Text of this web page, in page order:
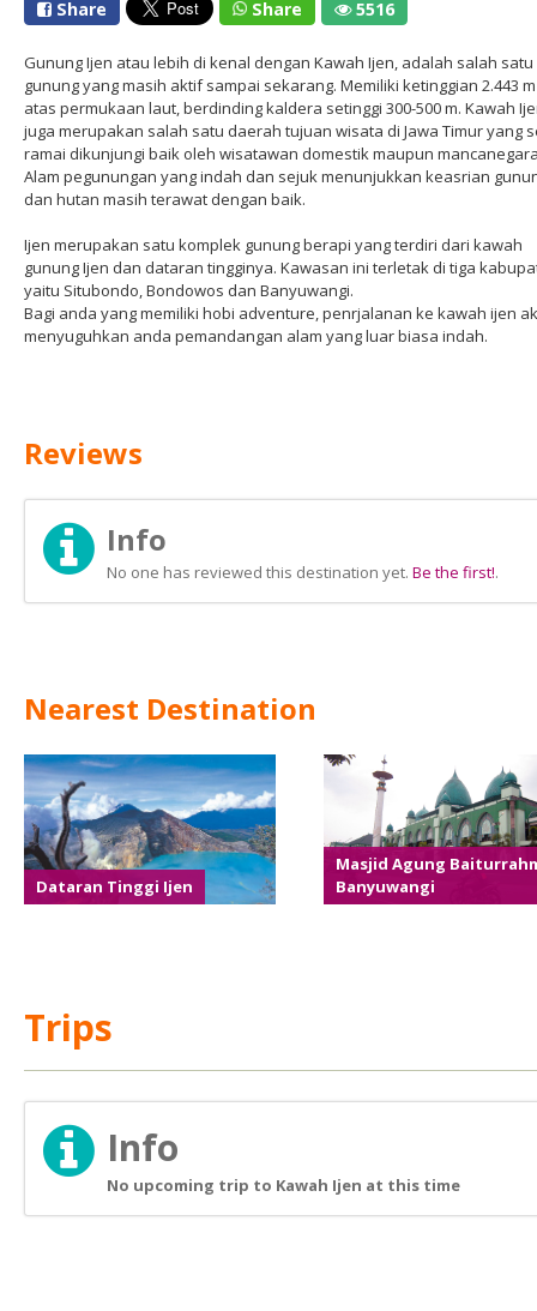
Share Share 5516
Gunung Ijen atau lebih di kenal dengan Kawah Ijen, adalah salah satu
gunung yang masih aktif sampai sekarang. Memiliki ketinggian 2.443
atas permukaan laut, berdinding kaldera setinggi 300-500 m. Kawah
juga merupakan salah satu daerah tujuan wisata di Jawa Timur yang
ramai dikunjungi baik oleh wisatawan domestik maupun
Alam pegunungan yang indah dan sejuk menunjukkan keasrian
dan hutan masih terawat dengan baik.
Ijen merupakan satu komplek gunung berapi yang terdiri dari kawah
gunung Ijen dan dataran tingginya. Kawasan ini terletak di tiga
yaitu Situbondo, Bondowos dan Banyuwangi.
Bagi anda yang memiliki hobi adventure, penrjalanan ke kawah ijen
menyuguhkan anda pemandangan alam yang luar biasa indah.
Reviews
Info
No one has reviewed this destination yet. Be the first!.
Nearest Destination
Dataran Tinggi Ijen
Masjid Agung
Banyuwangi
Trips
Info
No upcoming trip to Kawah Ijen at this time